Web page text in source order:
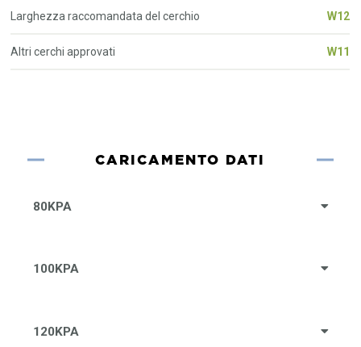
Larghezza raccomandata del cerchio W12
Altri cerchi approvati W11
CARICAMENTO DATI
80KPA
100KPA
120KPA